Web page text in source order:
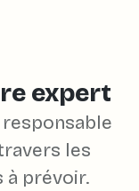
expert
les
prévoir.